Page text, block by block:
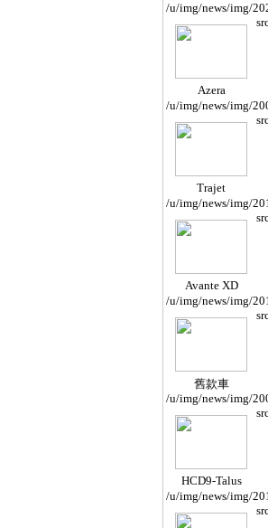
/u/img/news/img/
Azera
/u/img/news/img/
Trajet
/u/img/news/img/
Avante XD
/u/img/news/img/
舊款車
/u/img/news/img/
HCD9-Talus
/u/img/news/img/